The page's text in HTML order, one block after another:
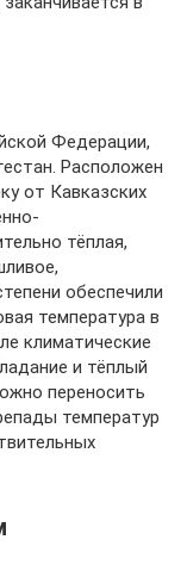
Федерации,
Расположен
от Кавказских
тёплая,
обеспечили
температура в
климатические
и тёплый
переносить
температур